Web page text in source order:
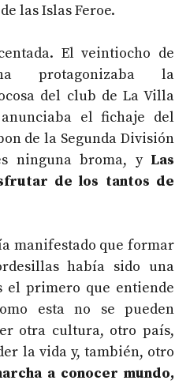
las Islas Feroe.
El veintiocho de
protagonizaba la
del club de La Villa
el fichaje del
de la Segunda División
ninguna broma, y Las
de los tantos de
manifestado que formar
había sido una
el primero que entiende
esta no se pueden
otra cultura, otro país,
la vida y, también, otro
a conocer mundo,